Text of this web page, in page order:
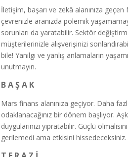
İletişim, başarı ve zekâ alanınıza
çevrenizle aranızda polemik
sorunları da yaratabilir. Sektör
müşterilerinizle alışverişinizi
bile! Yanılgı ve yanlış anlamaların
unutmayın.
B A Ş A K
Mars finans alanınıza geçiyor. Daha
odaklanacağınız bir dönem başlıyor.
duygularınızı yıpratabilir. Güçlü
gerilemedi ama etkisini hissedeceksiniz.